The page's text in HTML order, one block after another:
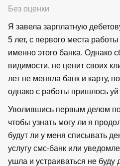
Без оценки
Я завела зарплатную
5 лет, с первого места
именно этого банка. Однако
видимости, не ценит своих
лет не меняла банк и карту,
однако с работы пришлось
Уволившись первым делом
чтобы узнать могу ли я
будут ли у меня списывать
услугу смс-банк или
ушла и устраиваться не буду